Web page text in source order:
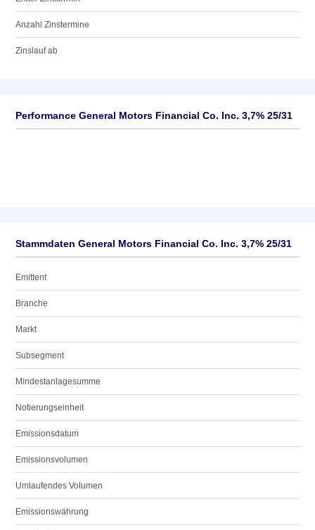
Anzahl Zinstermine
Zinslauf ab
Performance General Motors Financial Co. Inc. 3,7% 25/31
Stammdaten General Motors Financial Co. Inc. 3,7% 25/31
Emittent
Branche
Markt
Subsegment
Mindestanlagesumme
Notierungseinheit
Emissionsdatum
Emissionsvolumen
Umlaufendes Volumen
Emissionswährung